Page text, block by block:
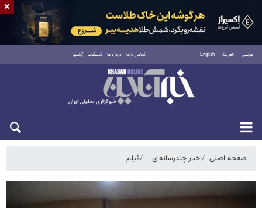
فارسی العربية English تماس با ما درباره ما تبلیغات آرشیو
شنبه ۱۷ مرداد ۱۴۰۵
صفحه اصلی اخبار چندرسانه‌ای فیلم
×